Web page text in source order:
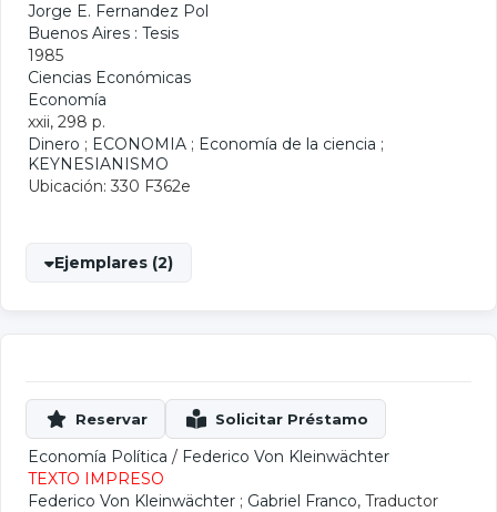
Jorge E. Fernandez Pol
Buenos Aires : Tesis
1985
Ciencias Económicas
Economía
xxii, 298 p.
Dinero ; ECONOMIA ; Economía de la ciencia ;
KEYNESIANISMO
Ubicación: 330 F362e
Ejemplares (2)
Economía Política / Federico Von Kleinwächter
TEXTO IMPRESO
Federico Von Kleinwächter ; Gabriel Franco, Traductor